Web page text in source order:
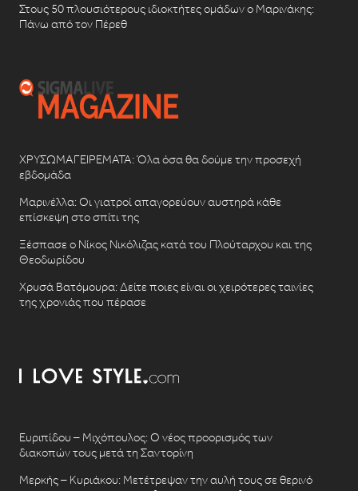
Στους 50 πλουσιότερους ιδιοκτήτες ομάδων ο Μαρινάκης:
Πάνω από τον Πέρεθ
ΧΡΥΣΩΜΑΓΕΙΡΕΜΑΤΑ: Όλα όσα θα δούμε την προσεχή
εβδομάδα
Μαρινέλλα: Οι γιατροί απαγορεύουν αυστηρά κάθε
επίσκεψη στο σπίτι της
Ξέσπασε ο Νίκος Νικόλιζας κατά του Πλούταρχου και της
Θεοδωρίδου
Χρυσά Βατόμουρα: Δείτε ποιες είναι οι χειρότερες ταινίες
της χρονιάς που πέρασε
Ευριπίδου – Μιχόπουλος: Ο νέος προορισμός των
διακοπών τους μετά τη Σαντορίνη
Μερκής – Κυριάκου: Μετέτρεψαν την αυλή τους σε θερινό